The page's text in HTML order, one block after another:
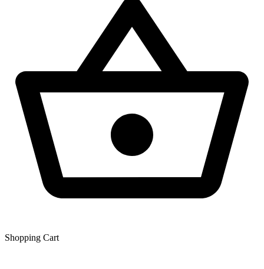
Shopping Сart